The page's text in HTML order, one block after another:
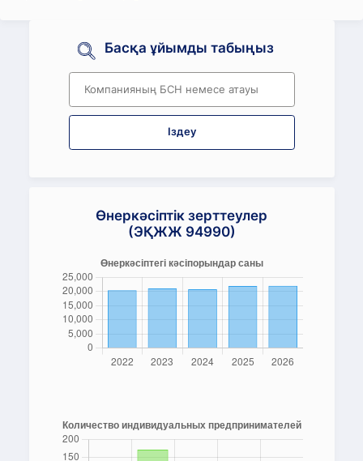
Басқа ұйымды табыңыз
Іздеу
Өнеркәсіптік зерттеулер
(ЭҚЖЖ 94990)